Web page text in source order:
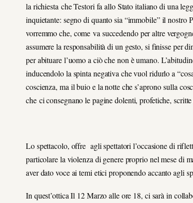
la richiesta che Testori fa allo Stato italiano di una
inquietante: segno di quanto sia “immobile” il nostro
vorremmo che, come va succedendo per altre
assumere la responsabilità di un gesto, si finisse per
per abituare l’uomo a ciò che non è umano.
inducendolo la spinta negativa che vuol ridurlo a
coscienza, ma il buio e la notte che s’aprono sulla
che ci consegnano le pagine dolenti, profetiche,
Lo spettacolo, offre agli spettatori l’occasione di
particolare la violenza di genere proprio nel mese di
aver dato voce ai temi etici proponendo accanto agli
In quest’ottica Il 12 Marzo alle ore 18, ci sarà in